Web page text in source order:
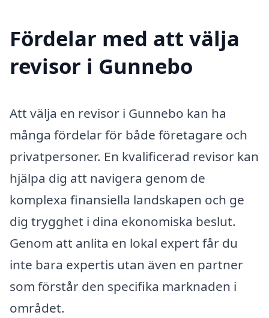
Fördelar med att välja
revisor i Gunnebo
Att välja en revisor i Gunnebo kan ha
många fördelar för både företagare och
privatpersoner. En kvalificerad revisor kan
hjälpa dig att navigera genom de
komplexa finansiella landskapen och ge
dig trygghet i dina ekonomiska beslut.
Genom att anlita en lokal expert får du
inte bara expertis utan även en partner
som förstår den specifika marknaden i
området.